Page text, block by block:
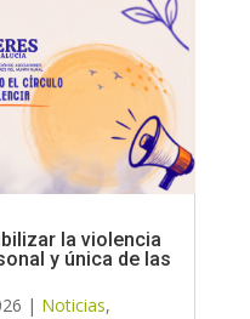
la violencia
y única de las
| Noticias,